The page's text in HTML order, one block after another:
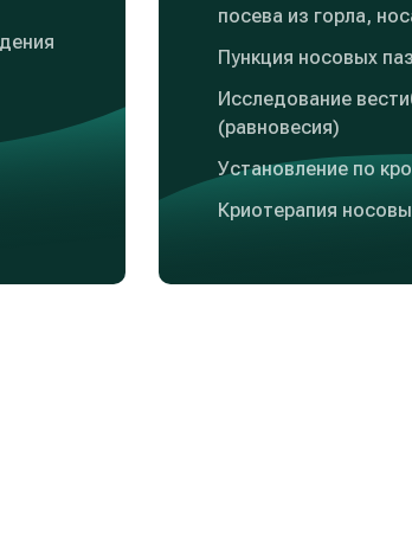
посева из горла,
Пункция носовых
Исследование
(равновесия)
Установление по
Криотерапия